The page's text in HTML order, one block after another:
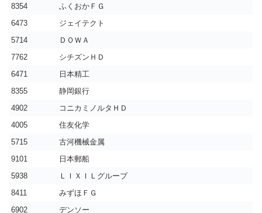
8354
ふくおかＦＧ
6473
ジェイテクト
5714
ＤＯＷＡ
7762
シチズンＨＤ
6471
日本精工
8355
静岡銀行
4902
コニカミノルタＨＤ
4005
住友化学
5715
古河機械金属
9101
日本郵船
5938
ＬＩＸＩＬグループ
8411
みずほＦＧ
6902
デンソー